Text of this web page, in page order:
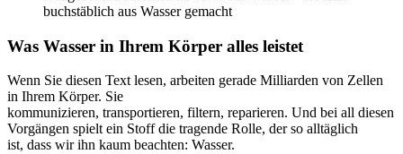
buchstäblich aus Wasser gemacht
Was Wasser in Ihrem Körper alles leistet
Wenn Sie diesen Text lesen, arbeiten gerade Milliarden von Zellen
in Ihrem Körper. Sie
kommunizieren, transportieren, filtern, reparieren. Und bei all diesen
Vorgängen spielt ein Stoff die tragende Rolle, der so alltäglich
ist, dass wir ihn kaum beachten: Wasser.